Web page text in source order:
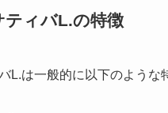
ティバL.の特徴
L.は一般的に以下のような